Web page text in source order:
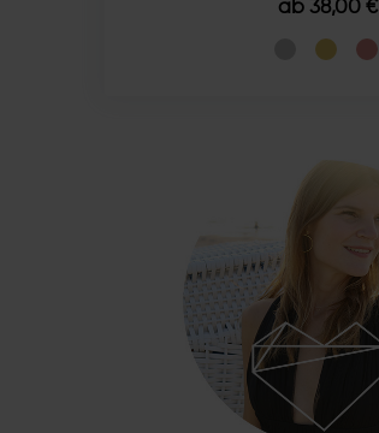
ab 38,00 €